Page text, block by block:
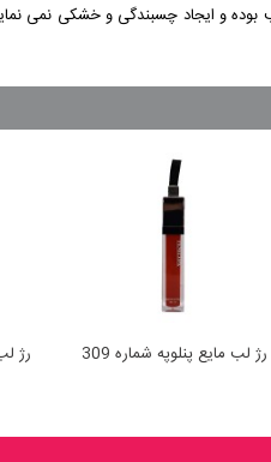
و ایجاد چسبندگی و خشکی نمی
رژ رژ لب مایع پنلوپه شماره 309